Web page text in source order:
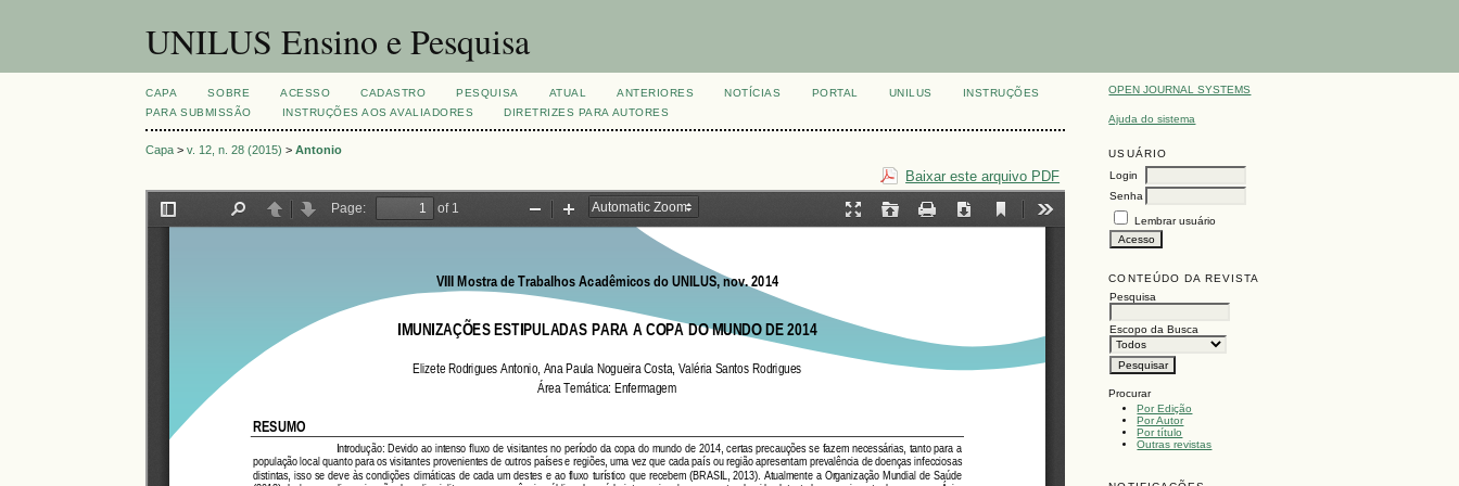
UNILUS Ensino e Pesquisa
OPEN JOURNAL SYSTEMS
Ajuda do sistema
USUÁRIO
Login
Senha
Lembrar usuário
CONTEÚDO DA REVISTA
Pesquisa
Escopo da Busca
Procurar
Por Edição
Por Autor
Por título
Outras revistas
CAPA SOBRE ACESSO CADASTRO PESQUISA ATUAL ANTERIORES NOTÍCIAS PORTAL UNILUS
INSTRUÇÕES
PARA SUBMISSÃO
INSTRUÇÕES AOS AVALIADORES DIRETRIZES PARA AUTORES
Capa >v. 12, n. 28 (2015) >Antonio
Baixar este arquivo PDF